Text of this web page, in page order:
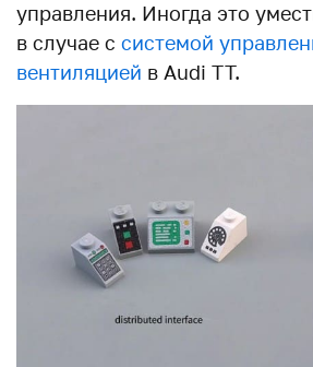
управления. Иногда это
в случае с системой
вентиляцией в Audi TT.